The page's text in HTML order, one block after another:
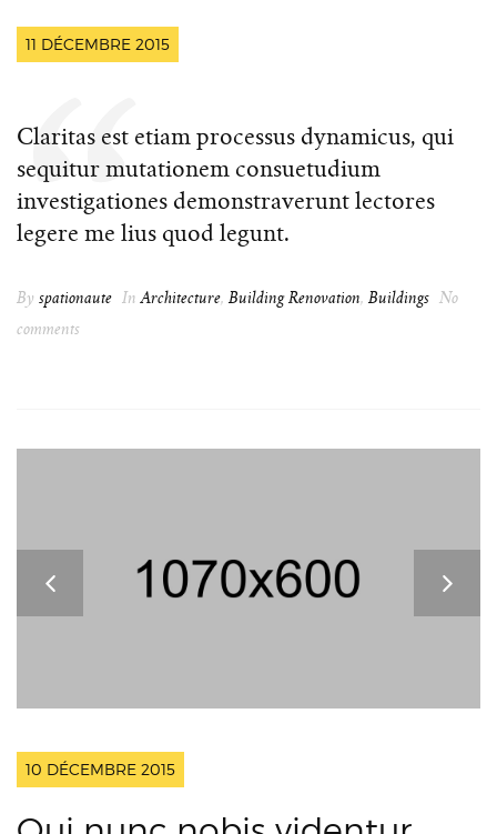
11 DÉCEMBRE 2015
Claritas est etiam processus dynamicus, qui
sequitur mutationem consuetudium
investigationes demonstraverunt lectores
legere me lius quod legunt.
By spationaute InArchitecture, Building Renovation, Buildings No
comments
10 DÉCEMBRE 2015